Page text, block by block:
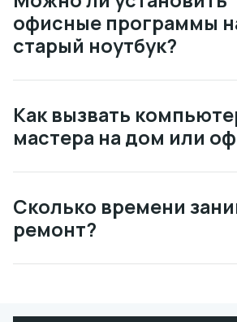
офисные программы
старый ноутбук?
Как вызвать
мастера на дом или
Сколько времени
ремонт?